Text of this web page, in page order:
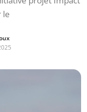
le